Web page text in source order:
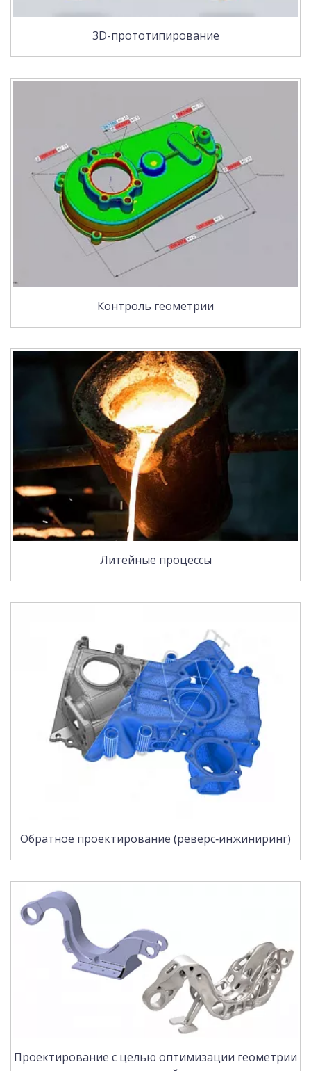
3D-прототипирование
Контроль геометрии
Литейные процессы
Обратное проектирование (реверс‑инжиниринг)
Проектирование с целью оптимизации геометрии